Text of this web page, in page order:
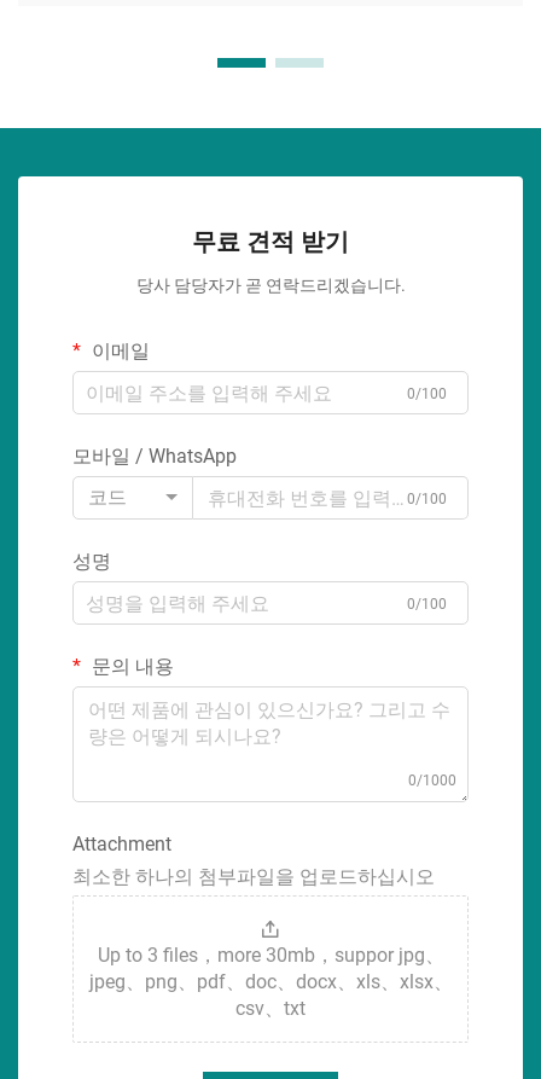
무료 견적 받기
당사 담당자가 곧 연락드리겠습니다.
이메일
0/100
모바일 / WhatsApp
코드
0/100
성명
0/100
문의 내용
0/1000
Attachment
최소한 하나의 첨부파일을 업로드하십시오
Up to 3 files，more 30mb，suppor jpg、
jpeg、png、pdf、doc、docx、xls、xlsx、
csv、txt